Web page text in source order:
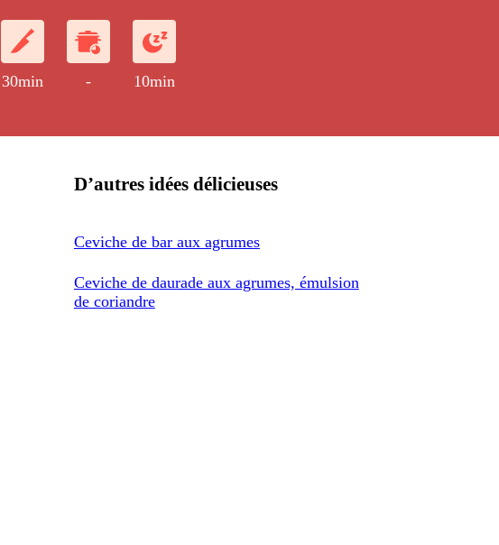
zestes, de jus et de quartiers d'agrumes (oranges,
pamplemousses et citrons verts) et d'huile d'olive.
30min
- 10min
D’autres idées délicieuses
Ceviche de bar aux agrumes
Ceviche de daurade aux agrumes, émulsion
de coriandre